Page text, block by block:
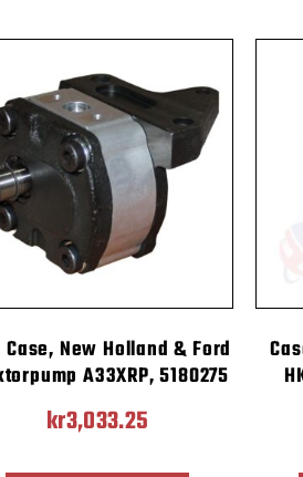
New Holland & Ford
A33XRP, 5180275
kr3,033.25